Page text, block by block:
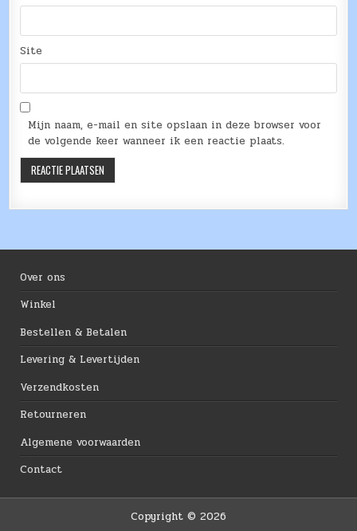
Site
Mijn naam, e-mail en site opslaan in deze browser voor
de volgende keer wanneer ik een reactie plaats.
Over ons
Winkel
Bestellen & Betalen
Levering & Levertijden
Verzendkosten
Retourneren
Algemene voorwaarden
Contact
Copyright © 2026